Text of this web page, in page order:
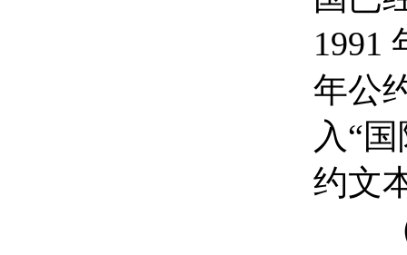
1991
年公
入“
约文